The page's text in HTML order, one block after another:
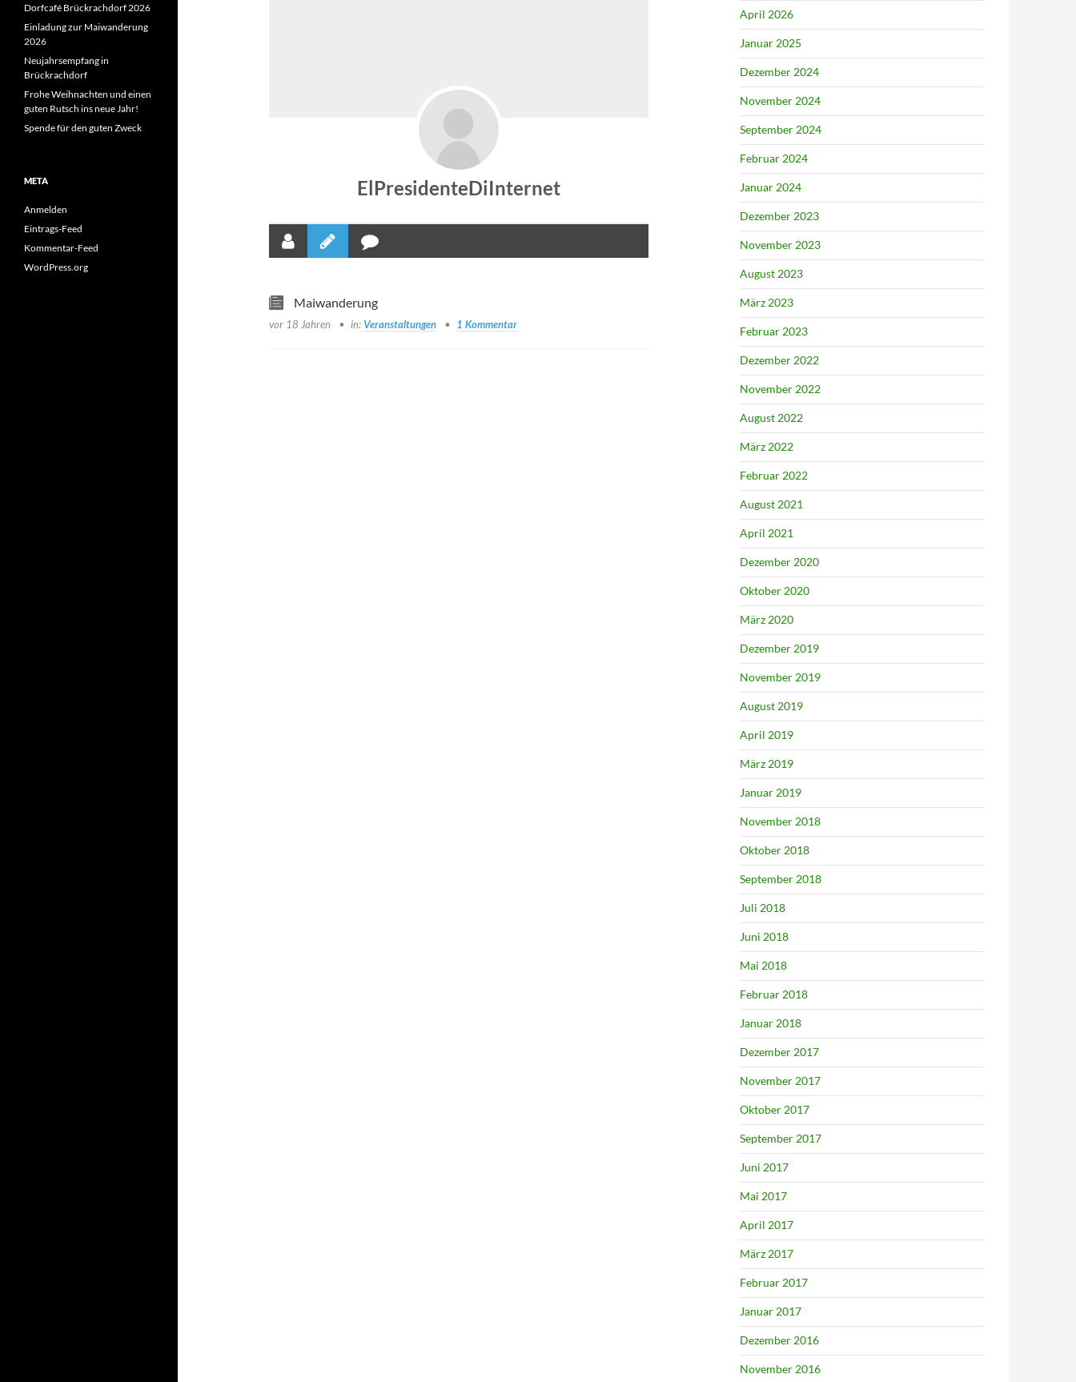
ElPresidenteDiInternet
Maiwanderung
vor 18 Jahren in: Veranstaltungen 1 Kommentar
April 2026
Januar 2025
Dezember 2024
November 2024
September 2024
Februar 2024
Januar 2024
Dezember 2023
November 2023
August 2023
März 2023
Februar 2023
Dezember 2022
November 2022
August 2022
März 2022
Februar 2022
August 2021
April 2021
Dezember 2020
Oktober 2020
März 2020
Dezember 2019
November 2019
August 2019
April 2019
März 2019
Januar 2019
November 2018
Oktober 2018
September 2018
Juli 2018
Juni 2018
Mai 2018
Februar 2018
Januar 2018
Dezember 2017
November 2017
Oktober 2017
September 2017
Juni 2017
Mai 2017
April 2017
März 2017
Februar 2017
Januar 2017
Dezember 2016
November 2016
Dorfcafé Brückrachdorf 2026
Einladung zur Maiwanderung
2026
Neujahrsempfang in
Brückrachdorf
Frohe Weihnachten und einen
guten Rutsch ins neue Jahr!
Spende für den guten Zweck
META
Anmelden
Eintrags-Feed
Kommentar-Feed
WordPress.org